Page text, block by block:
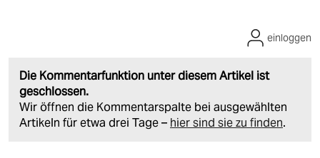
Die Kommentarfunktion unter diesem Artikel ist
geschlossen.
Wir öffnen die Kommentarspalte bei ausgewählten
Artikeln für etwa drei Tage – hier sind sie zu finden.
einloggen